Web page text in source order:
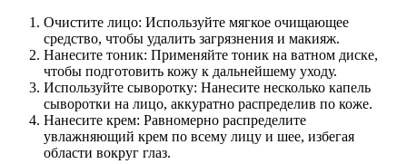
Очистите лицо: Используйте мягкое очищающее
средство, чтобы удалить загрязнения и макияж.
Нанесите тоник: Применяйте тоник на ватном диске,
чтобы подготовить кожу к дальнейшему уходу.
Используйте сыворотку: Нанесите несколько капель
сыворотки на лицо, аккуратно распределив по коже.
Нанесите крем: Равномерно распределите
увлажняющий крем по всему лицу и шее, избегая
области вокруг глаз.